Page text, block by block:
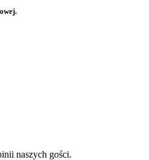
naszych gości.